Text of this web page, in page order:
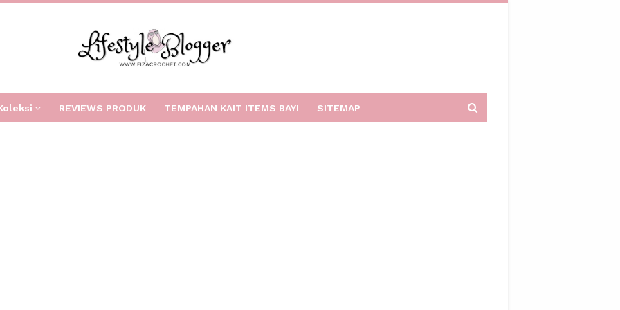
REVIEWS PRODUK TEMPAHAN KAIT ITEMS BAYI SITEMAP